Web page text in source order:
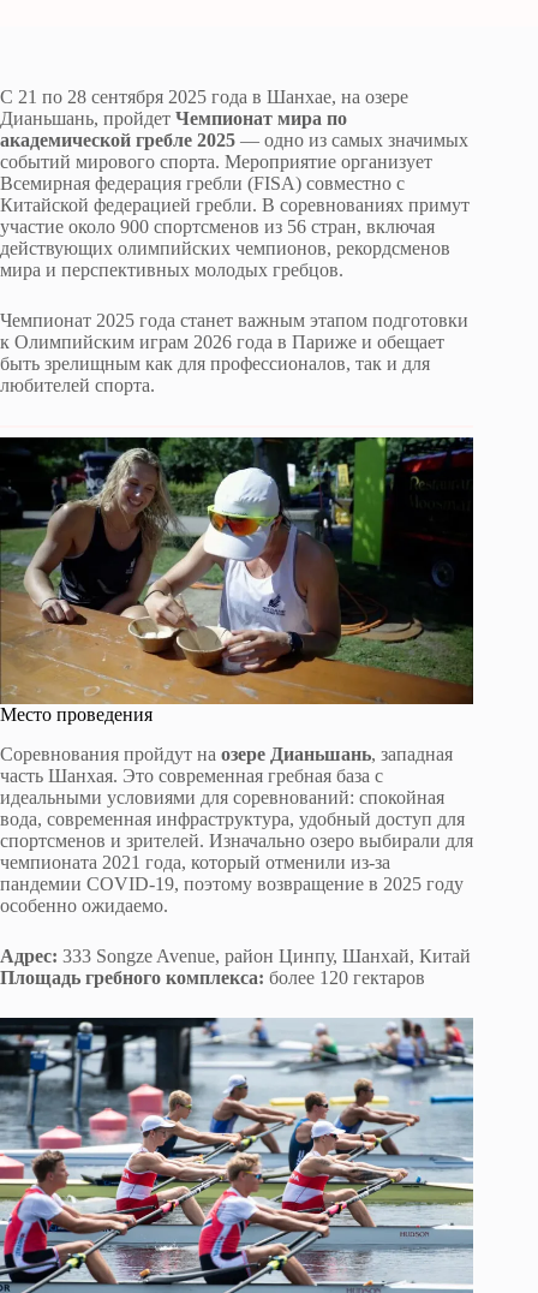
С 21 по 28 сентября 2025 года в Шанхае, на озере
Дианьшань, пройдет Чемпионат мира по
академической гребле 2025 — одно из самых значимых
событий мирового спорта. Мероприятие организует
Всемирная федерация гребли (FISA) совместно с
Китайской федерацией гребли. В соревнованиях примут
участие около 900 спортсменов из 56 стран, включая
действующих олимпийских чемпионов, рекордсменов
мира и перспективных молодых гребцов.
Чемпионат 2025 года станет важным этапом подготовки
к Олимпийским играм 2026 года в Париже и обещает
быть зрелищным как для профессионалов, так и для
любителей спорта.
Место проведения
Соревнования пройдут на озере Дианьшань, западная
часть Шанхая. Это современная гребная база с
идеальными условиями для соревнований: спокойная
вода, современная инфраструктура, удобный доступ для
спортсменов и зрителей. Изначально озеро выбирали для
чемпионата 2021 года, который отменили из-за
пандемии COVID-19, поэтому возвращение в 2025 году
особенно ожидаемо.
Адрес: 333 Songze Avenue, район Цинпу, Шанхай, Китай
Площадь гребного комплекса: более 120 гектаров